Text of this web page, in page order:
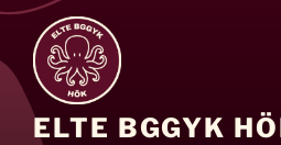
Tartalomhoz
ELTE BGGYK